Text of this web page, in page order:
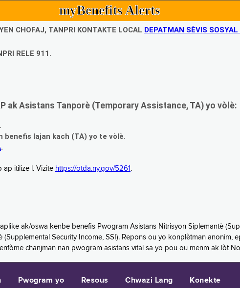
myBenefits Alerts
CHOFAJ, TANPRI KONTAKTE LOCAL DEPATMAN SÈVIS SOSYAL
RELE 911.
ak Asistans Tanporè (Temporary Assistance, TA) yo vòlè:
benefis lajan kach (TA) yo te vòlè.
.
ap itilize l. Vizite https://otda.ny.gov/5261 .
ak/oswa kenbe benefis Pwogram Asistans Nitrisyon Siplemantè
(Supplemental Security Income, SSI). Repons ou yo konplètman
chanjman nan pwogram asistans vital sa yo pou ou menm ak lòt
Pwogram yo Resous Chwazi Lang Konekte